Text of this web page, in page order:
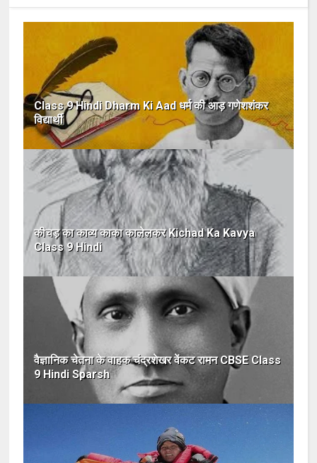
Class 9 Hindi Dharm Ki Aad धर्म की आड़ गणेशशंकर
विद्यार्थी
कीचड़ का काव्य काका कालेलकर Kichad Ka Kavya
Class 9 Hindi
वैज्ञानिक चेतना के वाहक चंद्रशेखर वेंकट रामन CBSE Class
9 Hindi Sparsh